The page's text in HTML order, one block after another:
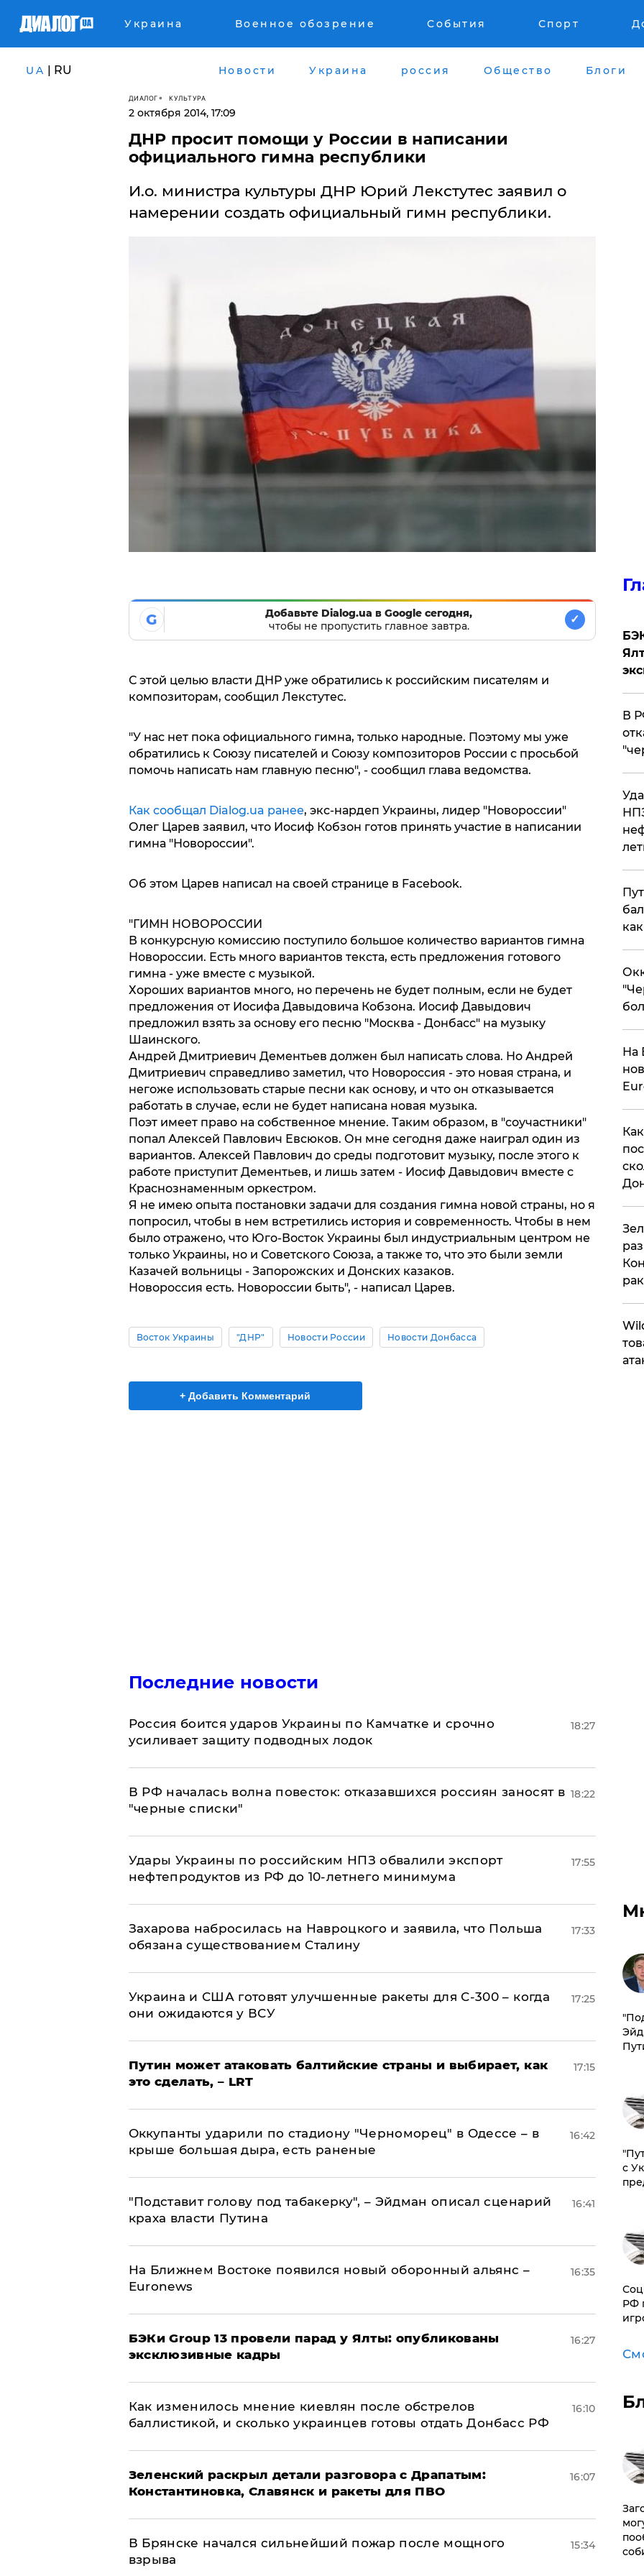
Украина Военное обозрение События Спорт
UA | RU Новости Украина россия Общество Блоги
ДИАЛОГ КУЛЬТУРА
2 октября 2014, 17:09
ДНР просит помощи у России в написании
официального гимна республики
И.о. министра культуры ДНР Юрий Лекстутес заявил о
намерении создать официальный гимн республики.
G
Добавьте Dialog.ua в Google сегодня,
чтобы не пропустить главное завтра.
✓
С этой целью власти ДНР уже обратились к российским писателям и
композиторам, сообщил Лекстутес.
"У нас нет пока официального гимна, только народные. Поэтому мы уже
обратились к Союзу писателей и Союзу композиторов России с просьбой
помочь написать нам главную песню", - сообщил глава ведомства.
Как сообщал Dialog.ua ранее, экс-нардеп Украины, лидер "Новороссии"
Олег Царев заявил, что Иосиф Кобзон готов принять участие в написании
гимна "Новороссии".
Об этом Царев написал на своей странице в Facebook.
"ГИМН НОВОРОССИИ
В конкурсную комиссию поступило большое количество вариантов гимна
Новороссии. Есть много вариантов текста, есть предложения готового
гимна - уже вместе с музыкой.
Хороших вариантов много, но перечень не будет полным, если не будет
предложения от Иосифа Давыдовича Кобзона. Иосиф Давыдович
предложил взять за основу его песню "Москва - Донбасс" на музыку
Шаинского.
Андрей Дмитриевич Дементьев должен был написать слова. Но Андрей
Дмитриевич справедливо заметил, что Новороссия - это новая страна, и
негоже использовать старые песни как основу, и что он отказывается
работать в случае, если не будет написана новая музыка.
Поэт имеет право на собственное мнение. Таким образом, в "соучастники"
попал Алексей Павлович Евсюков. Он мне сегодня даже наиграл один из
вариантов. Алексей Павлович до среды подготовит музыку, после этого к
работе приступит Дементьев, и лишь затем - Иосиф Давыдович вместе с
Краснознаменным оркестром.
Я не имею опыта постановки задачи для создания гимна новой страны, но я
попросил, чтобы в нем встретились история и современность. Чтобы в нем
было отражено, что Юго-Восток Украины был индустриальным центром не
только Украины, но и Советского Союза, а также то, что это были земли
Казачей вольницы - Запорожских и Донских казаков.
Новороссия есть. Новороссии быть", - написал Царев.
Восток Украины "ДНР" Новости России Новости Донбасса
+ Добавить Комментарий
Последние новости
Россия боится ударов Украины по Камчатке и срочно
усиливает защиту подводных лодок
18:27
​В РФ началась волна повесток: отказавшихся россиян заносят в
"черные списки"
18:22
Удары Украины по российским НПЗ обвалили экспорт
нефтепродуктов из РФ до 10-летнего минимума
17:55
​Захарова набросилась на Навроцкого и заявила, что Польша
обязана существованием Сталину
17:33
Украина и США готовят улучшенные ракеты для С-300 – когда
они ожидаются у ВСУ
17:25
Путин может атаковать балтийские страны и выбирает, как
это сделать, – LRT
17:15
Оккупанты ударили по стадиону "Черноморец" в Одессе – в
крыше большая дыра, есть раненые
16:42
​"Подставит голову под табакерку", – Эйдман описал сценарий
краха власти Путина
16:41
На Ближнем Востоке появился новый оборонный альянс –
Euronews
16:35
​БЭКи Group 13 провели парад у Ялты: опубликованы
эксклюзивные кадры
16:27
Как изменилось мнение киевлян после обстрелов
баллистикой, и сколько украинцев готовы отдать Донбасс РФ
16:10
​Зеленский раскрыл детали разговора с Драпатым:
Константиновка, Славянск и ракеты для ПВО
16:07
В Брянске начался сильнейший пожар после мощного
взрыва
15:34
​В
На
с
РФ